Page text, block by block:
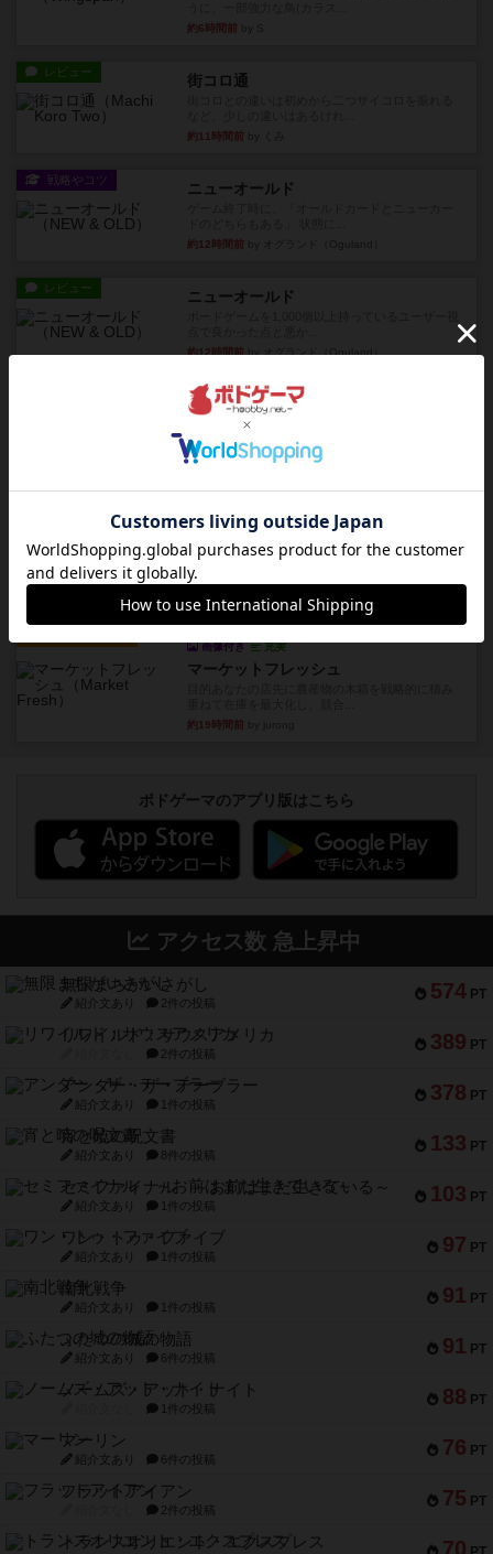
約6時間前
レビュー 街コロ通
約11時間前
戦略やコツ ニューオールド
約12時間前
レビュー ニューオールド
約12時間前by オグランド（Oguland）
デクリプト
プレイ感がしっかりしてるから、超ボードゲーム
やったなって感じ。パーティ...
約13時間前by ヒロ(新！ボードゲーム家族)
充実
アルナックの失われし遺跡
アナログ対人プレイ数回。クニツィア先生の名作
「エルドラドを探して」にあ...
画像付き 充実
マーケットフレッシュ
約19時間前
ボドゲーマのアプリ版はこちら
アクセス数 急上昇中
574 PT
無限まちがいさがし
紹介文あり 2件の投稿
389 PT
リワイルド：サウスアメリカ
2件の投稿
378 PT
アンダー・ザ・テーブラー
紹介文あり 1件の投稿
133 PT
宵と暁の呪文書
紹介文あり 8件の投稿
103 PT
セミファイナル ～お前はまだ生きている～
紹介文あり 1件の投稿
97 PT
ワン・トゥ・ファイブ
紹介文あり 1件の投稿
91 PT
南北戦争
紹介文あり 1件の投稿
91 PT
ふたつの城の物語
紹介文あり 6件の投稿
88 PT
ノームズ・アット・ナイト
1件の投稿
76 PT
マーリン
紹介文あり 6件の投稿
75 PT
フラットアイアン
2件の投稿
70
トランスオリエント・エクスプレス